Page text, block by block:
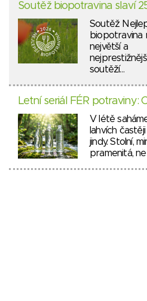
Soutěž biopotravina slaví
Soutěž
biopotravina
největší a
soutěží…
Letní seriál FÉR potraviny:
V létě
lahvích
jindy. Stolní,
pramenitá,